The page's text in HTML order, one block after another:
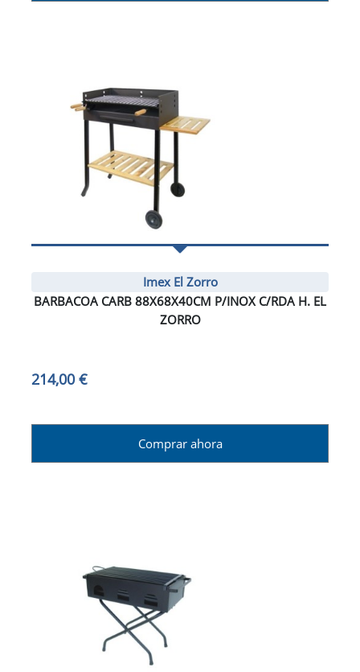
Imex El Zorro
BARBACOA CARB 88X68X40CM P/INOX C/RDA H. EL
ZORRO
214,00 €
Comprar ahora